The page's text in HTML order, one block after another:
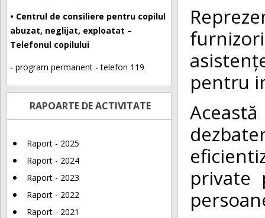
• Centrul de consiliere pentru copilul
abuzat, neglijat, exploatat –
Telefonul copilului
- program permanent - telefon 119
RAPOARTE DE ACTIVITATE
Raport - 2025
Raport - 2024
Raport - 2023
Raport - 2022
Raport - 2021
pentru
private